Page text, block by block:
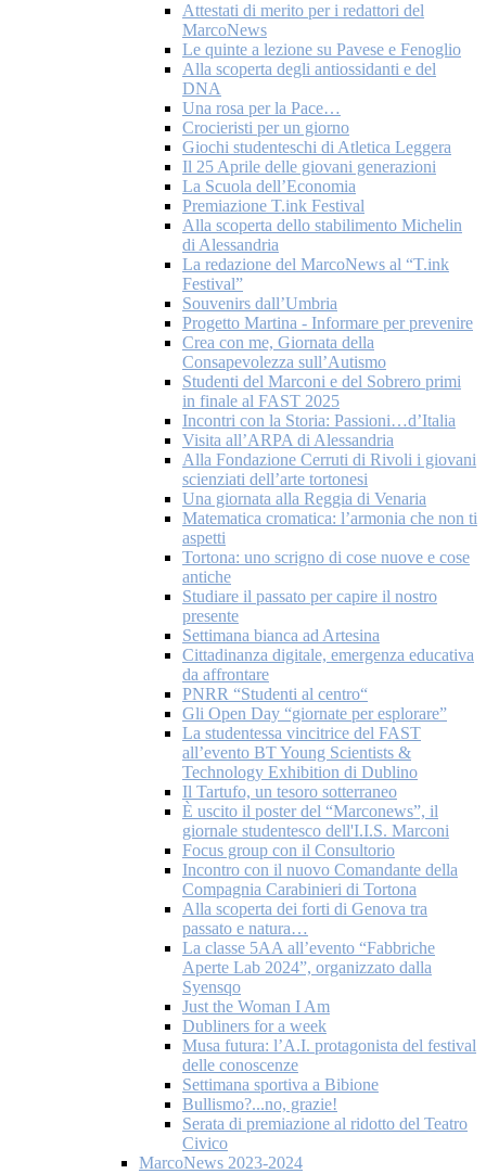
Attestati di merito per i redattori del
MarcoNews
Le quinte a lezione su Pavese e Fenoglio
Alla scoperta degli antiossidanti e del
DNA
Una rosa per la Pace…
Crocieristi per un giorno
Giochi studenteschi di Atletica Leggera
Il 25 Aprile delle giovani generazioni
La Scuola dell’Economia
Premiazione T.ink Festival
Alla scoperta dello stabilimento Michelin
di Alessandria
La redazione del MarcoNews al “T.ink
Festival”
Souvenirs dall’Umbria
Progetto Martina - Informare per prevenire
Crea con me, Giornata della
Consapevolezza sull’Autismo
Studenti del Marconi e del Sobrero primi
in finale al FAST 2025
Incontri con la Storia: Passioni…d’Italia
Visita all’ARPA di Alessandria
Alla Fondazione Cerruti di Rivoli i giovani
scienziati dell’arte tortonesi
Una giornata alla Reggia di Venaria
Matematica cromatica: l’armonia che non ti
aspetti
Tortona: uno scrigno di cose nuove e cose
antiche
Studiare il passato per capire il nostro
presente
Settimana bianca ad Artesina
Cittadinanza digitale, emergenza educativa
da affrontare
PNRR “Studenti al centro“
Gli Open Day “giornate per esplorare”
La studentessa vincitrice del FAST
all’evento BT Young Scientists &
Technology Exhibition di Dublino
Il Tartufo, un tesoro sotterraneo
È uscito il poster del “Marconews”, il
giornale studentesco dell'I.I.S. Marconi
Focus group con il Consultorio
Incontro con il nuovo Comandante della
Compagnia Carabinieri di Tortona
Alla scoperta dei forti di Genova tra
passato e natura…
La classe 5AA all’evento “Fabbriche
Aperte Lab 2024”, organizzato dalla
Syensqo
Just the Woman I Am
Dubliners for a week
Musa futura: l’A.I. protagonista del festival
delle conoscenze
Settimana sportiva a Bibione
Bullismo?...no, grazie!
Serata di premiazione al ridotto del Teatro
Civico
MarcoNews 2023-2024